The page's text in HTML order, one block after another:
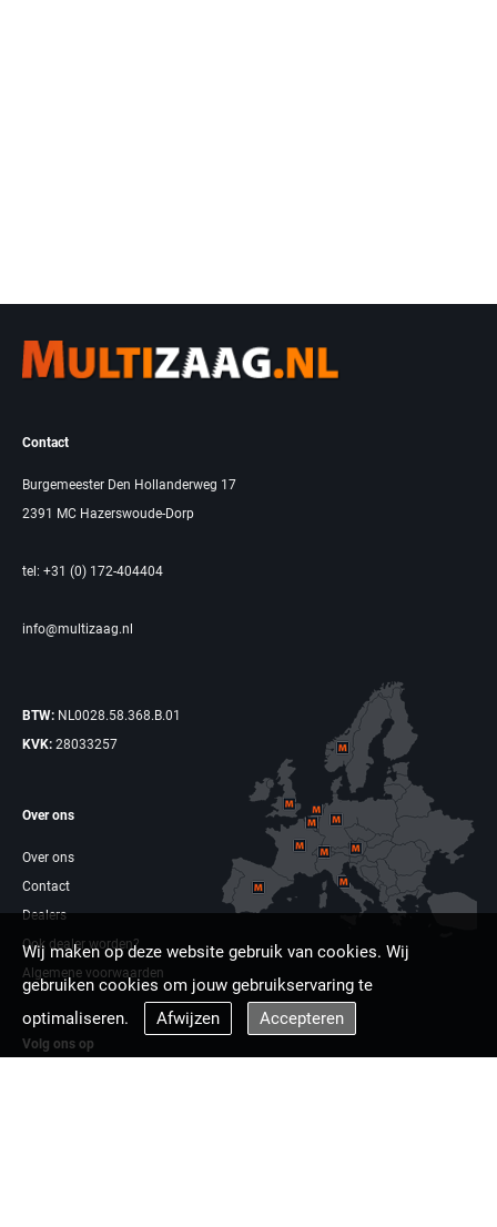
Contact
Burgemeester Den Hollanderweg 17
2391 MC Hazerswoude-Dorp
tel: +31 (0) 172-404404
info@multizaag.nl
BTW: NL0028.58.368.B.01
KVK: 28033257
Over ons
Over ons
Contact
Dealers
Ook dealer worden?
Algemene voorwaarden
Volg ons op
Wij maken op deze website gebruik van cookies. Wij
gebruiken cookies om jouw gebruikservaring te
optimaliseren.
Afwijzen Accepteren